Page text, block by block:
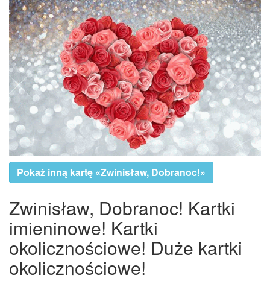
Pokaż inną kartę «Zwinisław, Dobranoc!»
Zwinisław, Dobranoc! Kartki
imieninowe! Kartki
okolicznościowe! Duże kartki
okolicznościowe!